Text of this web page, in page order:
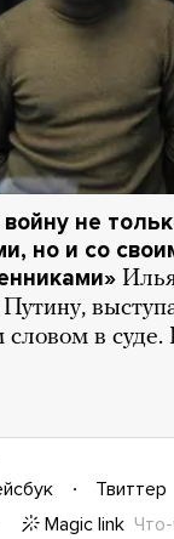
не
но и со
в суде.
Твиттер
Magic link